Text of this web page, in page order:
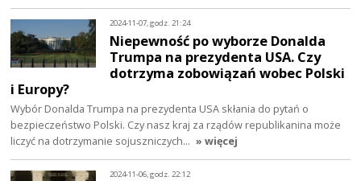
2024-11-07, godz. 21:24
Niepewność po wyborze Donalda
Trumpa na prezydenta USA. Czy
dotrzyma zobowiązań wobec Polski
i Europy?
Wybór Donalda Trumpa na prezydenta USA skłania do pytań o
bezpieczeństwo Polski. Czy nasz kraj za rządów republikanina może
liczyć na dotrzymanie sojuszniczych… » więcej
2024-11-06, godz. 22:12